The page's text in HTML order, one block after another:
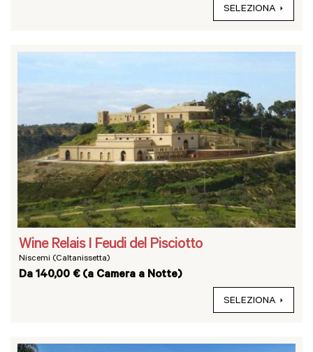
SELEZIONA
Wine Relais I Feudi del Pisciotto
Niscemi (Caltanissetta)
Da 140,00 € (a Camera a Notte)
SELEZIONA